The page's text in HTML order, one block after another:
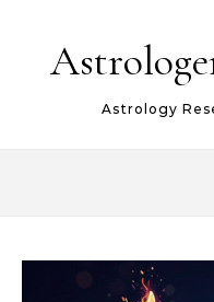
Astrology